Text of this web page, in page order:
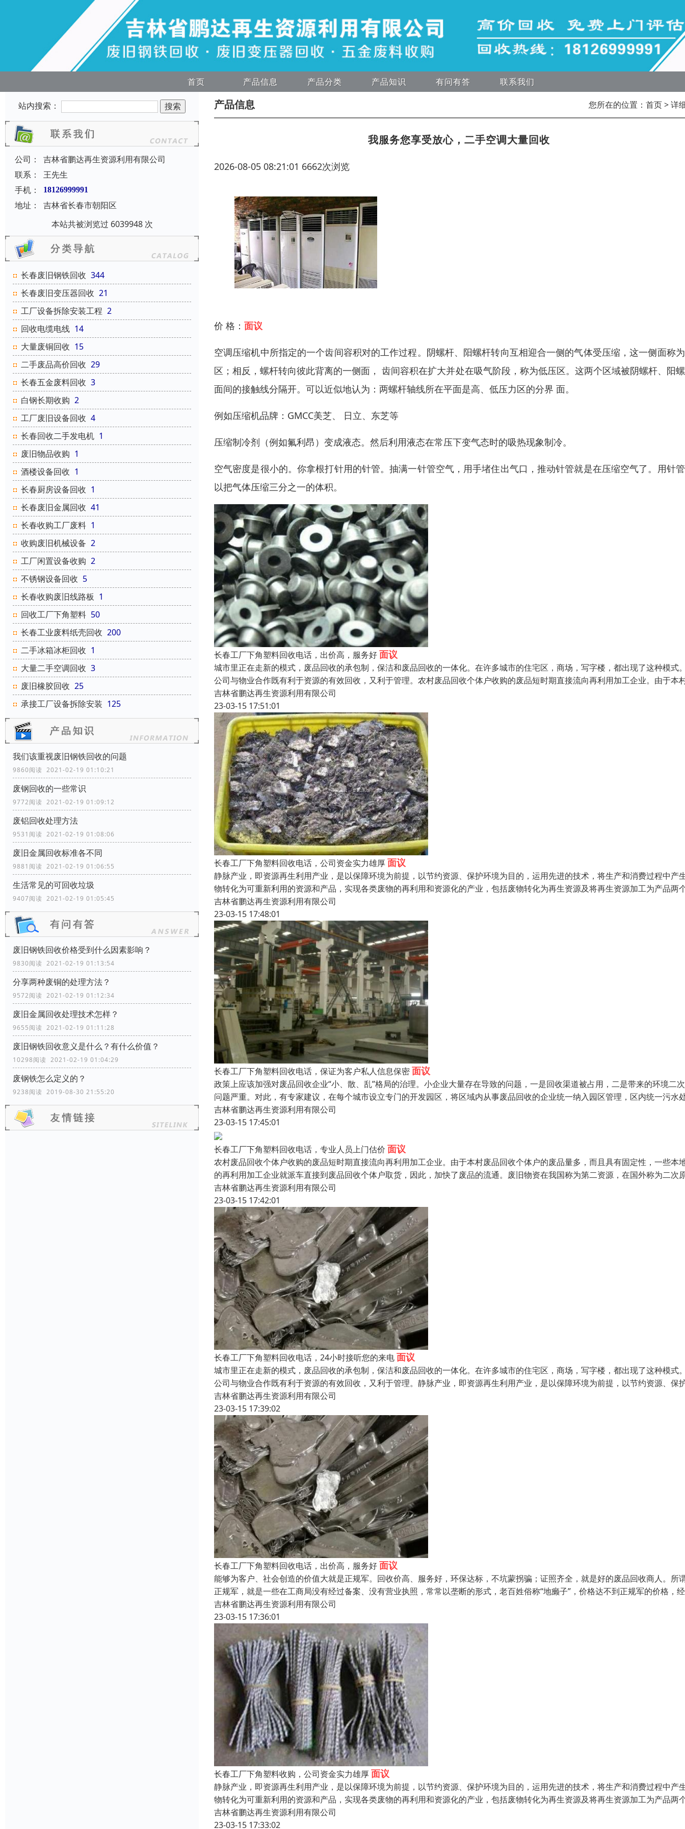
首页 产品信息 产品分类 产品知识 有问有答 联系我们
站内搜索：
公司：
吉林省鹏达再生资源利用有限公司
联系：
王先生
手机：
18126999991
地址：
吉林省长春市朝阳区
本站共被浏览过 6039948 次
长春废旧钢铁回收 344
长春废旧变压器回收 21
工厂设备拆除安装工程 2
回收电缆电线 14
大量废铜回收 15
二手废品高价回收 29
长春五金废料回收 3
白钢长期收购 2
工厂废旧设备回收 4
长春回收二手发电机 1
废旧物品收购 1
酒楼设备回收 1
长春厨房设备回收 1
长春废旧金属回收 41
长春收购工厂废料 1
收购废旧机械设备 2
工厂闲置设备收购 2
不锈钢设备回收 5
长春收购废旧线路板 1
回收工厂下角塑料 50
长春工业废料纸壳回收 200
二手冰箱冰柜回收 1
大量二手空调回收 3
废旧橡胶回收 25
承接工厂设备拆除安装 125
我们该重视废旧钢铁回收的问题
9860阅读 2021-02-19 01:10:21
废钢回收的一些常识
9772阅读 2021-02-19 01:09:12
废铝回收处理方法
9531阅读 2021-02-19 01:08:06
废旧金属回收标准各不同
9881阅读 2021-02-19 01:06:55
生活常见的可回收垃圾
9407阅读 2021-02-19 01:05:45
废旧钢铁回收价格受到什么因素影响？
9830阅读 2021-02-19 01:13:54
分享两种废铜的处理方法？
9572阅读 2021-02-19 01:12:34
废旧金属回收处理技术怎样？
9655阅读 2021-02-19 01:11:28
废旧钢铁回收​意义是什么？有什么价值？
10298阅读 2021-02-19 01:04:29
废钢铁怎么定义的？
9238阅读 2019-08-30 21:55:20
产品信息 您所在的位置： 首页> 详
我服务您享受放心，二手空调大量回收
2026-08-05 08:21:01 6662次浏览
价 格： 面议
空调压缩机中所指定的一个齿间容积对的工作过程。阴螺杆、阳螺杆转向互相迎合一侧的气体受压缩，这一侧面称
区；相反，螺杆转向彼此背离的一侧面， 齿间容积在扩大并处在吸气阶段，称为低压区。这两个区域被阴螺杆、阳
面间的接触线分隔开。可以近似地认为：两螺杆轴线所在平面是高、低压力区的分界 面。
例如压缩机品牌：GMCC美芝、 日立、东芝等
压缩制冷剂（例如氟利昂）变成液态。然后利用液态在常压下变气态时的吸热现象制冷。
空气密度是很小的。你拿根打针用的针管。抽满一针管空气，用手堵住出气口，推动针管就是在压缩空气了。用针
以把气体压缩三分之一的体积。
长春工厂下角塑料回收电话，出价高，服务好面议
城市里正在走新的模式，废品回收的承包制，保洁和废品回收的一体化。在许多城市的住宅区，商场，写字楼，都出现了这种模式
公司与物业合作既有利于资源的有效回收，又利于管理。农村废品回收个体户收购的废品短时期直接流向再利用加工企业。由于本
吉林省鹏达再生资源利用有限公司
23-03-15 17:51:01
长春工厂下角塑料回收电话，公司资金实力雄厚面议
静脉产业，即资源再生利用产业，是以保障环境为前提，以节约资源、保护环境为目的，运用先进的技术，将生产和消费过程中产
物转化为可重新利用的资源和产品，实现各类废物的再利用和资源化的产业，包括废物转化为再生资源及将再生资源加工为产品两
吉林省鹏达再生资源利用有限公司
23-03-15 17:48:01
长春工厂下角塑料回收电话，保证为客户私人信息保密面议
政策上应该加强对废品回收企业“小、散、乱”格局的治理。小企业大量存在导致的问题，一是回收渠道被占用，二是带来的环境二
问题严重。对此，有专家建议，在每个城市设立专门的开发园区，将区域内从事废品回收的企业统一纳入园区管理，区内统一污水
吉林省鹏达再生资源利用有限公司
23-03-15 17:45:01
长春工厂下角塑料回收电话，专业人员上门估价 面议
农村废品回收个体户收购的废品短时期直接流向再利用加工企业。由于本村废品回收个体户的废品量多，而且具有固定性，一些本
的再利用加工企业就派车直接到废品回收个体户取货，因此，加快了废品的流通。废旧物资在我国称为第二资源，在国外称为二次
吉林省鹏达再生资源利用有限公司
23-03-15 17:42:01
长春工厂下角塑料回收电话，24小时接听您的来电面议
城市里正在走新的模式，废品回收的承包制，保洁和废品回收的一体化。在许多城市的住宅区，商场，写字楼，都出现了这种模式
公司与物业合作既有利于资源的有效回收，又利于管理。静脉产业，即资源再生利用产业，是以保障环境为前提，以节约资源、保
吉林省鹏达再生资源利用有限公司
23-03-15 17:39:02
长春工厂下角塑料回收电话，出价高，服务好面议
能够为客户、社会创造的价值大就是正规军。回收价高、服务好，环保达标，不坑蒙拐骗；证照齐全，就是好的废品回收商人。所
正规军，就是一些在工商局没有经过备案、没有营业执照，常常以垄断的形式，老百姓俗称“地癞子”，价格达不到正规军的价格，
吉林省鹏达再生资源利用有限公司
23-03-15 17:36:01
长春工厂下角塑料收购，公司资金实力雄厚面议
静脉产业，即资源再生利用产业，是以保障环境为前提，以节约资源、保护环境为目的，运用先进的技术，将生产和消费过程中产
物转化为可重新利用的资源和产品，实现各类废物的再利用和资源化的产业，包括废物转化为再生资源及将再生资源加工为产品两
吉林省鹏达再生资源利用有限公司
23-03-15 17:33:02